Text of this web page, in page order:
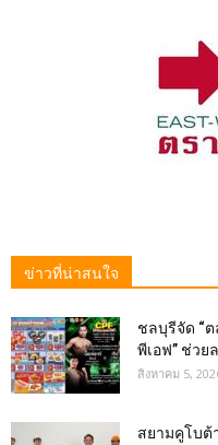
ข่าวที่น่าสนใจ
ชลบุรีจัด “ต
พีเอฟ” ช่ว
สิงหาคม 5,
สยามคูโบต้